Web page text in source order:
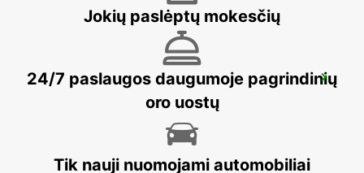
RATINGEN
RATINGEN - GERMANY
Jokių paslėptų mokesčių
24/7 paslaugos daugumoje pagrindinių
oro uostų
Tik nauji nuomojami automobiliai